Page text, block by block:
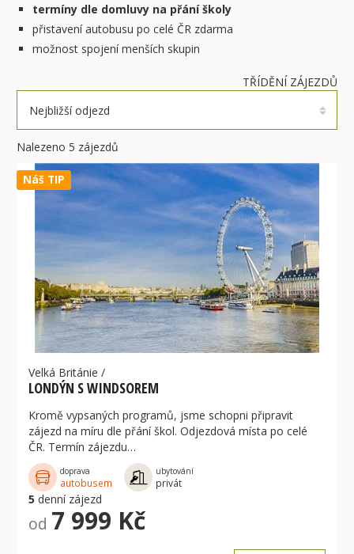
termíny dle domluvy na přání školy
přistavení autobusu po celé ČR zdarma
možnost spojení menších skupin
TŘÍDĚNÍ ZÁJEZDŮ
Nejbližší odjezd
Nalezeno 5 zájezdů
Náš TIP
Velká Británie /
LONDÝN S WINDSOREM
Kromě vypsaných programů, jsme schopni připravit
zájezd na míru dle přání škol. Odjezdová místa po celé
ČR. Termín zájezdu…
doprava
autobusem
ubytování
privát
5 denní zájezd
od 7 999 Kč